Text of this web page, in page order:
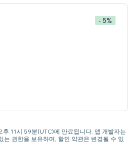
- 5%
11시 59분(UTC)에 만료됩니다. 앱 개발자는
는 권한을 보유하며, 할인 약관은 변경될 수 있